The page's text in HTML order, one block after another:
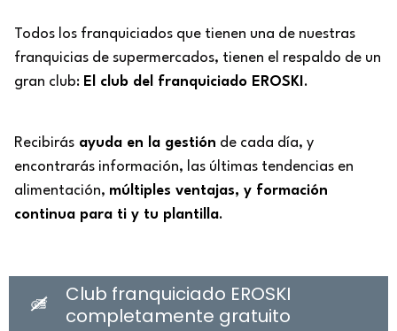
Todos los franquiciados que tienen una de nuestras
franquicias de supermercados, tienen el respaldo de un
gran club: El club del franquiciado EROSKI .
Recibirás ayuda en la gestión de cada día, y
encontrarás información, las últimas tendencias en
alimentación, múltiples ventajas, y formación
continua para ti y tu plantilla.
Club franquiciado EROSKI
completamente gratuito